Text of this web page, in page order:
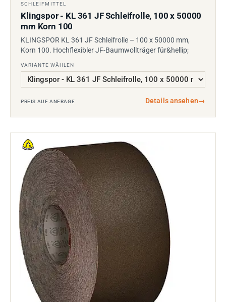
SCHLEIFMITTEL
Klingspor - KL 361 JF Schleifrolle, 100 x 50000
mm Korn 100
KLINGSPOR KL 361 JF Schleifrolle – 100 x 50000 mm,
Korn 100. Hochflexibler JF-Baumwollträger für&hellip;
VARIANTE WÄHLEN
PREIS AUF ANFRAGE Details ansehen→